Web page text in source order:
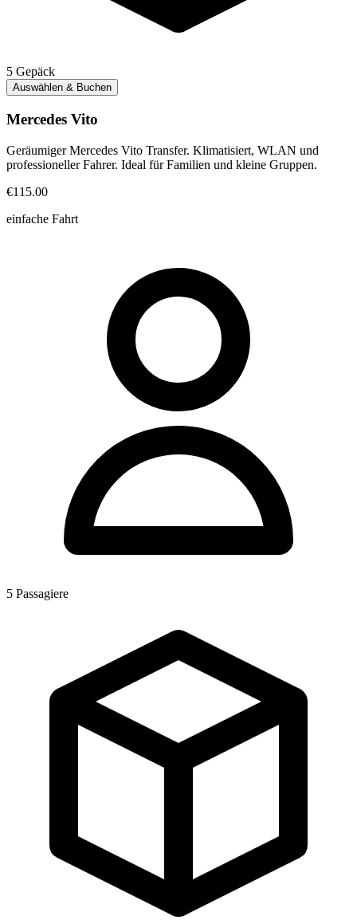
5 Gepäck
Auswählen & Buchen
Mercedes Vito
Geräumiger Mercedes Vito Transfer. Klimatisiert, WLAN und
professioneller Fahrer. Ideal für Familien und kleine Gruppen.
€115.00
einfache Fahrt
5 Passagiere